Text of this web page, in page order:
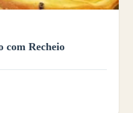
com Recheio